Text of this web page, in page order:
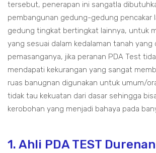
tersebut, penerapan ini sangatla
pembangunan gedung-gedung pencakar
gedung tingkat bertingkat lainnya, untuk
yang sesuai dalam kedalaman tanah yang
pemasanganya, jika peranan PDA Test
mendapati kekurangan yang sangat
ruas banugnan digunakan untuk umum/
tidak tau kekuatan dari dasar sehingga
kerobohan yang menjadi bahaya pada
1. Ahli PDA TEST Durenan